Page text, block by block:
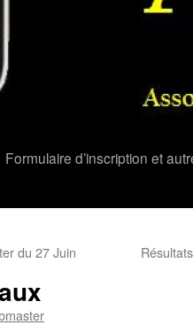
Formulaire d’inscription et
du 27 Juin